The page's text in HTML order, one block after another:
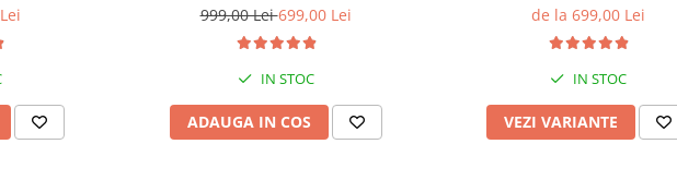
QLED
Android 14, Display QLED 7", DSP,
AHD
999,00 Lei699,00 Lei
IN STOC
ADAUGA IN COS
14, Display QLED, 9",
de la 699,00 Lei
IN STOC
VEZI VARIANTE